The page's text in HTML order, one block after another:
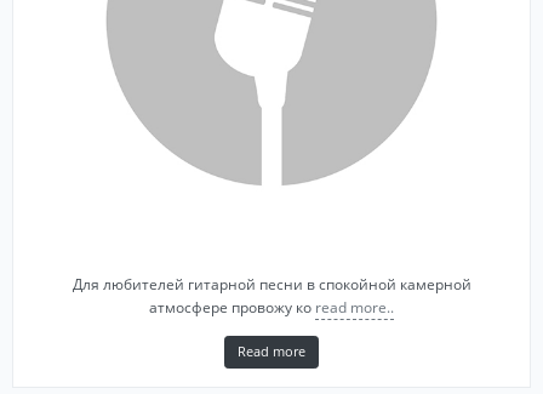
Для любителей гитарной песни в спокойной камерной
атмосфере провожу ко read more..
Read more